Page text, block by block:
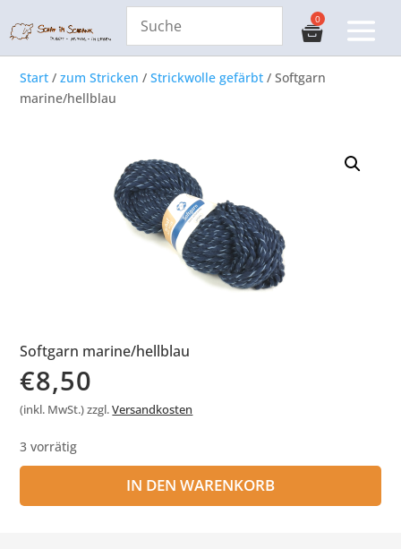
Start /zum Stricken /Strickwolle gefärbt / Softgarn
marine/hellblau
Softgarn marine/hellblau
€8,50
(inkl. MwSt.) zzgl.Versandkosten
3 vorrätig
IN DEN WARENKORB